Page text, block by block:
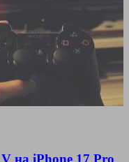
на iPhone 17 Pro